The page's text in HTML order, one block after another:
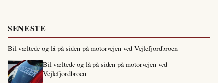
SENESTE
Bil væltede og lå på siden på motorvejen ved Vejlefjordbroen
Bil væltede og lå på siden på motorvejen ved
Vejlefjordbroen